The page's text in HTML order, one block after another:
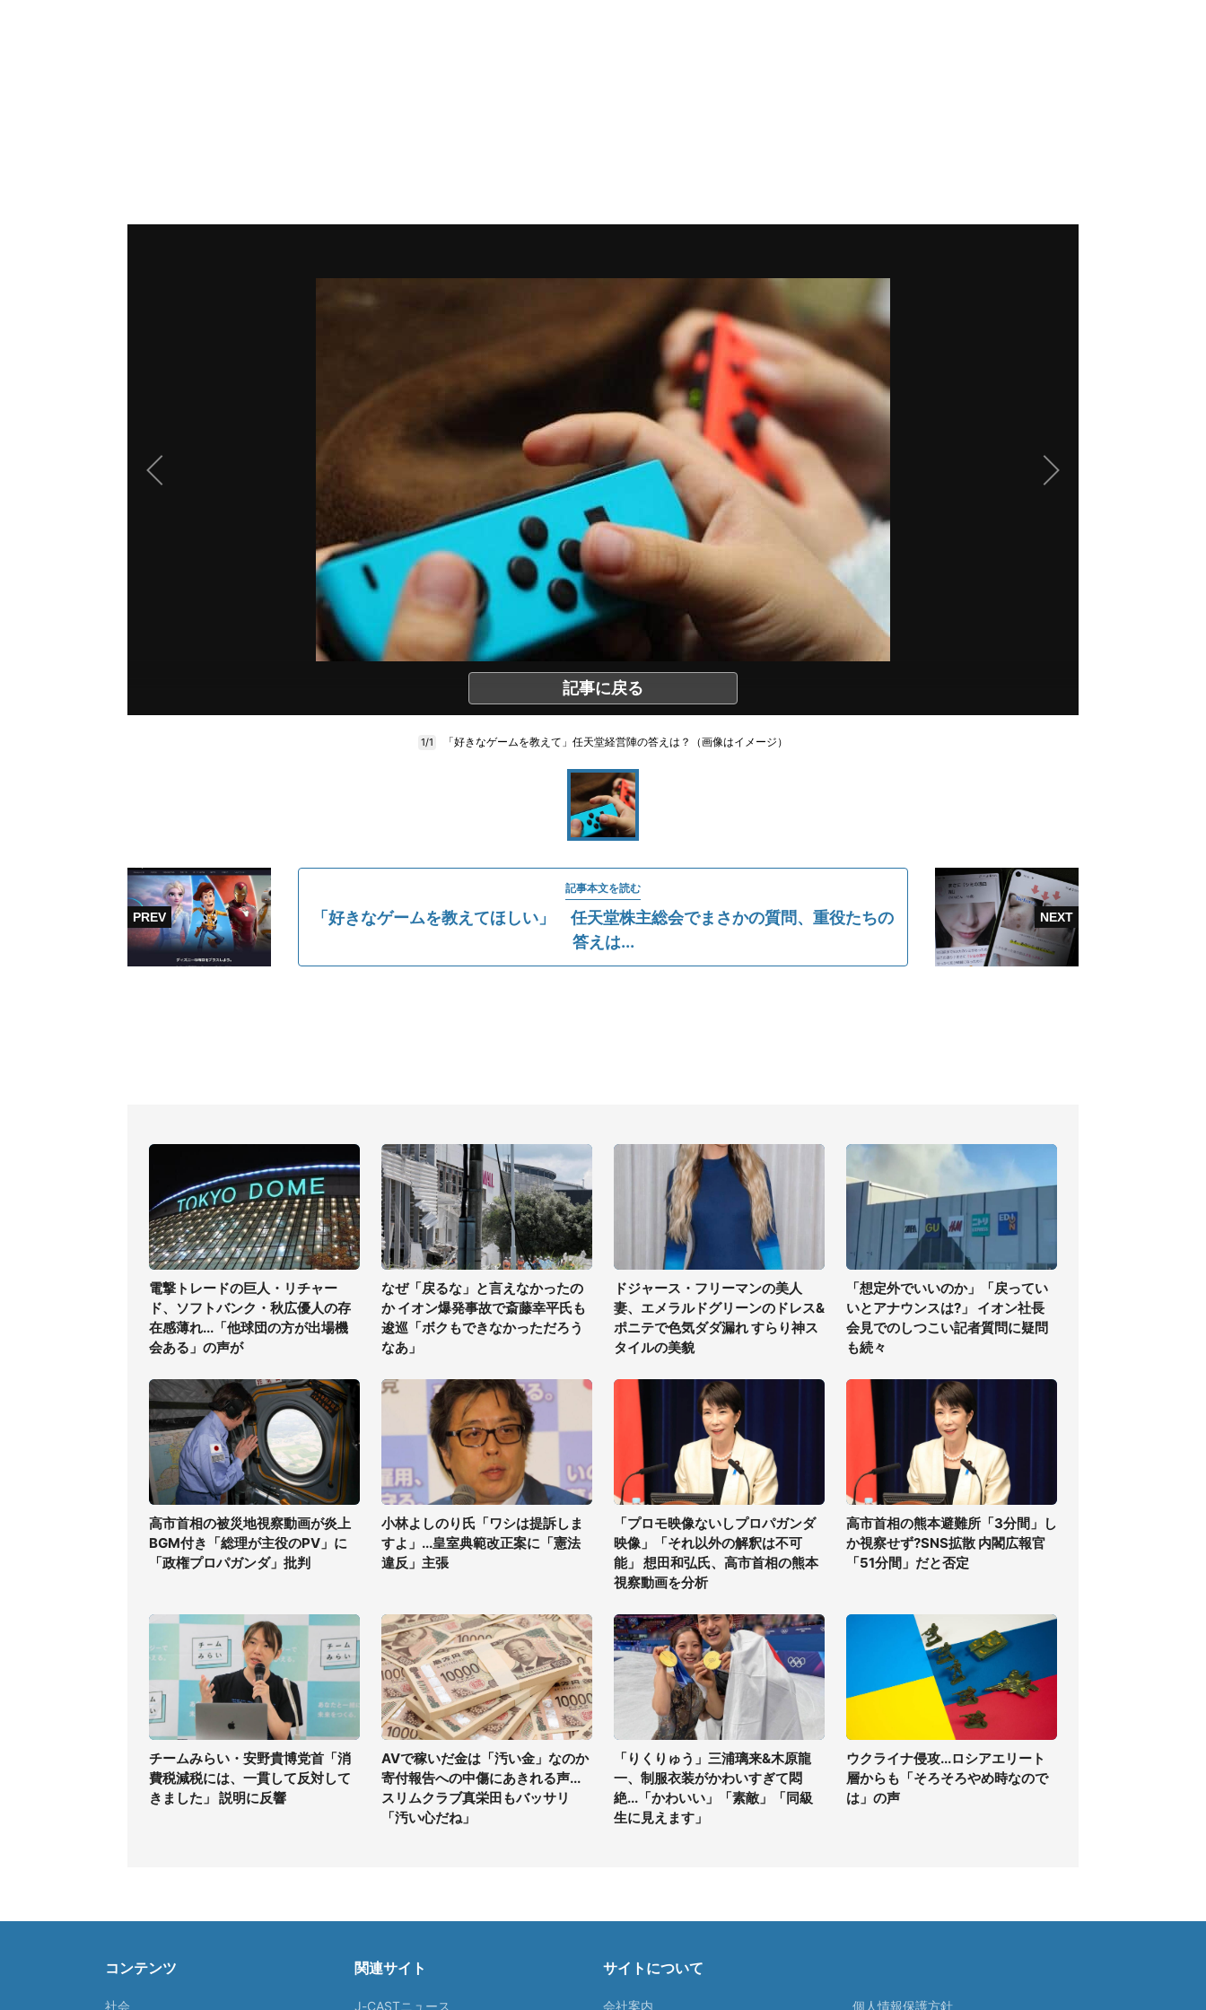
記事に戻る
1/1 「好きなゲームを教えて」任天堂経営陣の答えは？（画像はイメージ）
記事本文を読む
「好きなゲームを教えてほしい」 任天堂株主総会でまさかの質問、重役たちの
答えは...
電撃トレードの巨人・リチャー
ド、ソフトバンク・秋広優人の存
在感薄れ...「他球団の方が出場機
会ある」の声が
なぜ「戻るな」と言えなかったの
か イオン爆発事故で斎藤幸平氏も
逡巡「ボクもできなかっただろう
なあ」
ドジャース・フリーマンの美人
妻、エメラルドグリーンのドレス&
ポニテで色気ダダ漏れ すらり神ス
タイルの美貌
「想定外でいいのか」「戻ってい
いとアナウンスは?」 イオン社長
会見でのしつこい記者質問に疑問
も続々
高市首相の被災地視察動画が炎上
BGM付き「総理が主役のPV」に
「政権プロパガンダ」批判
小林よしのり氏「ワシは提訴しま
すよ」...皇室典範改正案に「憲法
違反」主張
「プロモ映像ないしプロパガンダ
映像」「それ以外の解釈は不可
能」 想田和弘氏、高市首相の熊本
視察動画を分析
高市首相の熊本避難所「3分間」し
か視察せず?SNS拡散 内閣広報官
「51分間」だと否定
チームみらい・安野貴博党首「消
費税減税には、一貫して反対して
きました」 説明に反響
AVで稼いだ金は「汚い金」なのか
寄付報告への中傷にあきれる声...
スリムクラブ真栄田もバッサリ
「汚い心だね」
「りくりゅう」三浦璃来&木原龍
一、制服衣装がかわいすぎて悶
絶...「かわいい」「素敵」「同級
生に見えます」
ウクライナ侵攻...ロシアエリート
層からも「そろそろやめ時なので
は」の声
コンテンツ
社会
関連サイト
J-CASTニュース
サイトについて
会社案内 個人情報保護方針